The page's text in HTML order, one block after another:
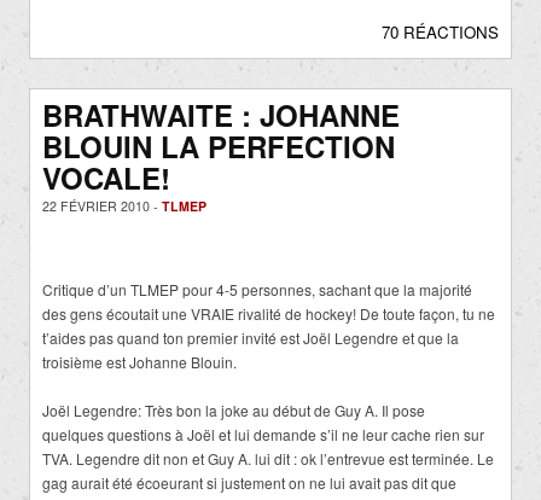
70 RÉACTIONS
BRATHWAITE : JOHANNE
BLOUIN LA PERFECTION
VOCALE!
22 FÉVRIER 2010 - TLMEP
Critique d’un TLMEP pour 4-5 personnes, sachant que la majorité
des gens écoutait une VRAIE rivalité de hockey! De toute façon, tu ne
t’aides pas quand ton premier invité est Joël Legendre et que la
troisième est Johanne Blouin.
Joël Legendre: Très bon la joke au début de Guy A. Il pose
quelques questions à Joël et lui demande s’il ne leur cache rien sur
TVA. Legendre dit non et Guy A. lui dit : ok l’entrevue est terminée. Le
gag aurait été écoeurant si justement on ne lui avait pas dit que